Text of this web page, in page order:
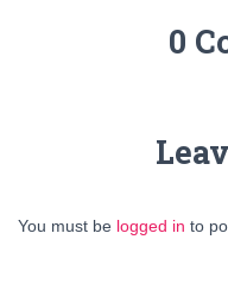
0
You must be logged in to